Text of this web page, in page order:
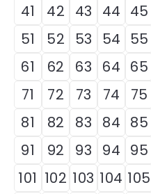
41
42 43 44 45
51
52 53 54 55
61
62 63 64 65
71
72 73 74 75
81
82 83 84 85
91
92 93 94 95
101 102 103 104 105